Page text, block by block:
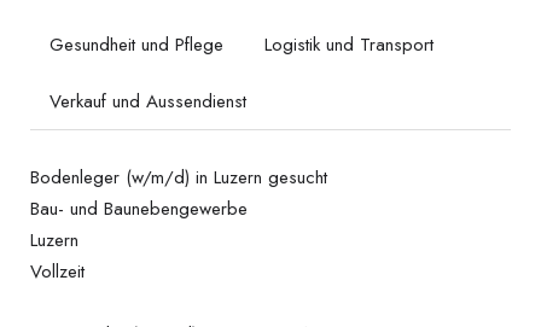
Gesundheit und Pflege Logistik und Transport
Verkauf und Aussendienst
Bodenleger (w/m/d) in Luzern gesucht
Bau- und Baunebengewerbe
Luzern
Vollzeit